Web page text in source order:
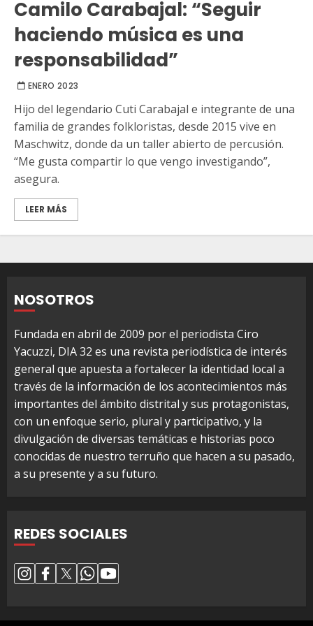
Camilo Carabajal: “Seguir
haciendo música es una
responsabilidad”
ENERO 2023
Hijo del legendario Cuti Carabajal e integrante de una
familia de grandes folkloristas, desde 2015 vive en
Maschwitz, donde da un taller abierto de percusión.
“Me gusta compartir lo que vengo investigando”,
asegura.
LEER MÁS
NOSOTROS
Fundada en abril de 2009 por el periodista Ciro
Yacuzzi, DIA 32 es una revista periodística de interés
general que apuesta a fortalecer la identidad local a
través de la información de los acontecimientos más
importantes del ámbito distrital y sus protagonistas,
con un enfoque serio, plural y participativo, y la
divulgación de diversas temáticas e historias poco
conocidas de nuestro terruño que hacen a su pasado,
a su presente y a su futuro.
REDES SOCIALES